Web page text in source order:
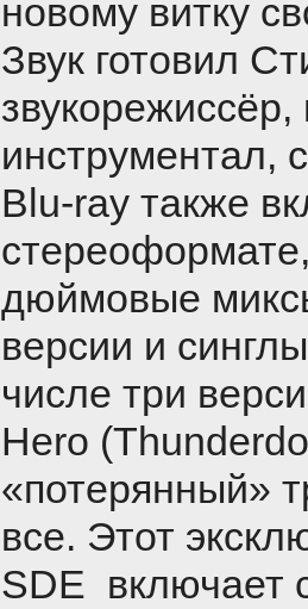
новому витку
Звук готовил
инструментал,
Blu-ray также
дюймовые
версии и
числе три
Hero
«потерянный»
все. Этот
SDE включает